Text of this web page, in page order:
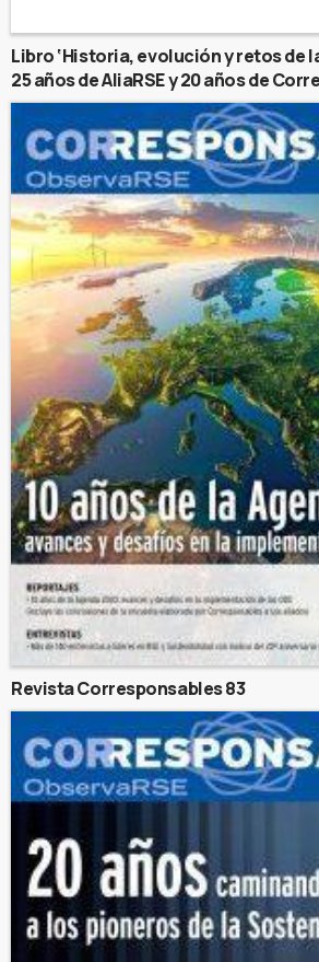
Libro ‘Historia, evolución y retos de
25 años de AliaRSE y 20 años de
Revista Corresponsables 83